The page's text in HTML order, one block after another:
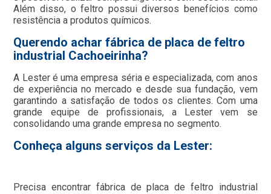
Além disso, o feltro possui diversos benefícios como
resistência a produtos químicos.
Querendo achar fábrica de placa de feltro
industrial Cachoeirinha?
A Lester é uma empresa séria e especializada, com anos
de experiência no mercado e desde sua fundação, vem
garantindo a satisfação de todos os clientes. Com uma
grande equipe de profissionais, a Lester vem se
consolidando uma grande empresa no segmento.
Conheça alguns serviços da Lester:
Precisa encontrar fábrica de placa de feltro industrial